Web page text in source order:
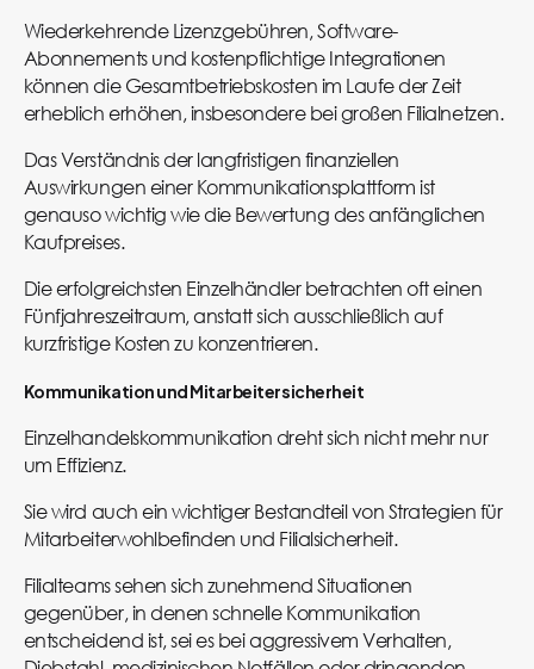
Wiederkehrende Lizenzgebühren, Software-
Abonnements und kostenpflichtige Integrationen
können die Gesamtbetriebskosten im Laufe der Zeit
erheblich erhöhen, insbesondere bei großen Filialnetzen.
Das Verständnis der langfristigen finanziellen
Auswirkungen einer Kommunikationsplattform ist
genauso wichtig wie die Bewertung des anfänglichen
Kaufpreises.
Die erfolgreichsten Einzelhändler betrachten oft einen
Fünfjahreszeitraum, anstatt sich ausschließlich auf
kurzfristige Kosten zu konzentrieren.
Kommunikation und Mitarbeitersicherheit
Einzelhandelskommunikation dreht sich nicht mehr nur
um Effizienz.
Sie wird auch ein wichtiger Bestandteil von Strategien für
Mitarbeiterwohlbefinden und Filialsicherheit.
Filialteams sehen sich zunehmend Situationen
gegenüber, in denen schnelle Kommunikation
entscheidend ist, sei es bei aggressivem Verhalten,